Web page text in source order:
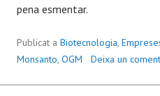
pena esmentar.
Publicat a Biotecnologia
Monsanto OGM Deixa un